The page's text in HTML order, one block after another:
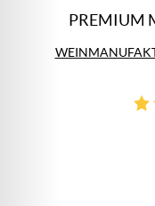
PREMIUM